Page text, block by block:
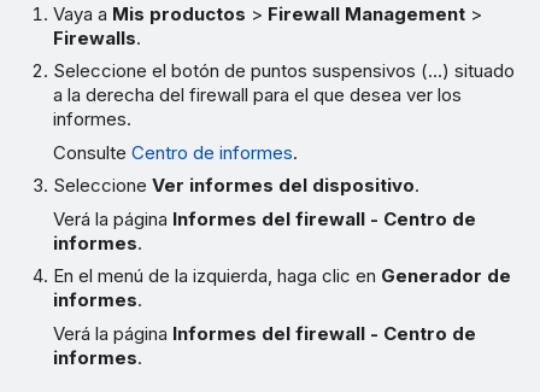
Vaya a Mis productos > Firewall Management >
Firewalls.
Seleccione el botón de puntos suspensivos (…) situado
a la derecha del firewall para el que desea ver los
informes.
ConsulteCentro de informes.
SeleccioneVer informes del dispositivo.
Verá la página Informes del firewall - Centro de
informes.
En el menú de la izquierda, haga clic en Generador de
informes.
Verá la página Informes del firewall - Centro de
informes.